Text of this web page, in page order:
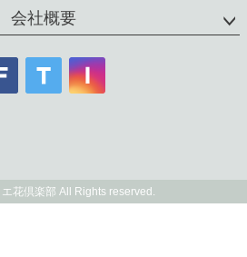
会社概要
花倶楽部 All Rights reserved.